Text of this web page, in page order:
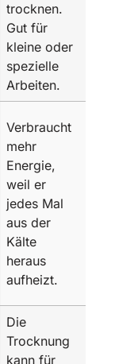
trocknen.
Gut für
kleine oder
spezielle
Arbeiten.
Verbraucht
mehr
Energie,
weil er
jedes Mal
aus der
Kälte
heraus
aufheizt.
Die
Trocknung
kann für